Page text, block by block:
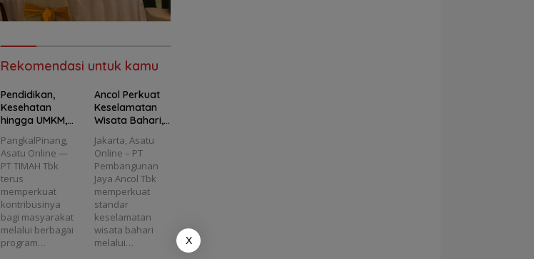
Rekomendasi untuk kamu
Pendidikan,
Kesehatan
hingga UMKM,
TIMAH Jangkau
69.653
Penerima
Manfaat
PangkalPinang,
Asatu Online —
PT TIMAH Tbk
terus
memperkuat
kontribusinya
bagi masyarakat
melalui berbagai
program…
Ancol Perkuat
Keselamatan
Wisata Bahari,
Wisata Wajib
Kantongi E-Pas
Kecil
Jakarta, Asatu
Online – PT
Pembangunan
Jaya Ancol Tbk
memperkuat
standar
keselamatan
wisata bahari
melalui…
X